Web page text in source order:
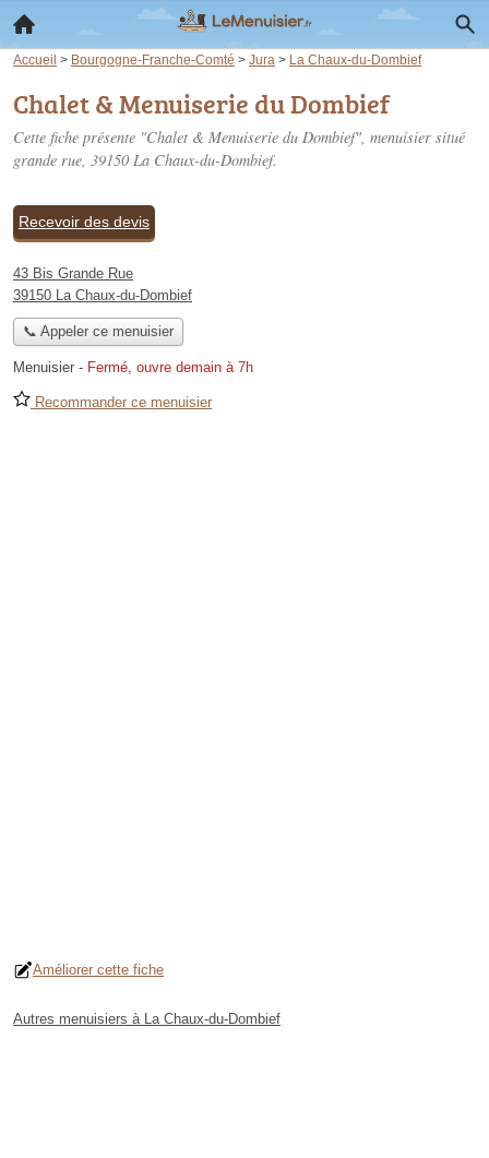
Accueil > Bourgogne-Franche-Comté > Jura > La Chaux-du-Dombief
Chalet & Menuiserie du Dombief
Cette fiche présente "Chalet & Menuiserie du Dombief", menuisier situé
grande rue, 39150 La Chaux-du-Dombief.
Recevoir des devis
43 Bis Grande Rue
39150 La Chaux-du-Dombief
📞 Appeler ce menuisier
Menuisier - Fermé, ouvre demain à 7h
Recommander ce menuisier
Améliorer cette fiche
Autres menuisiers à La Chaux-du-Dombief